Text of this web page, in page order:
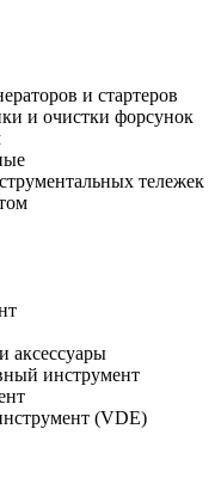
и стартеров
и очистки форсунок
тележек
аксессуары
инструмент
(VDE)